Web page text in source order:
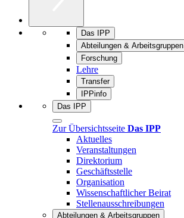
Das IPP
Abteilungen & Arbeitsgruppen
Forschung
Lehre
Transfer
IPPinfo
Das IPP
Zur Übersichtsseite Das IPP
Aktuelles
Veranstaltungen
Direktorium
Geschäftsstelle
Organisation
Wissenschaftlicher Beirat
Stellenausschreibungen
Abteilungen & Arbeitsgruppen